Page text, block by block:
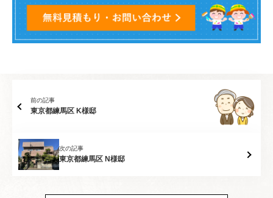
前の記事
東京都練馬区 K様邸
次の記事
東京都練馬区 N様邸